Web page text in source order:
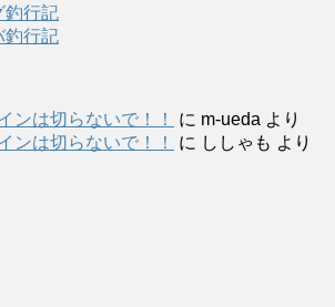
釣行記
釣行記
ンは切らないで！！ に m-ueda より
ンは切らないで！！
に ししゃも より